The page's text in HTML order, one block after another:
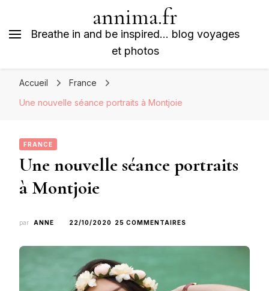
annima.fr
Breathe in and be inspired… blog voyages
et photos
Accueil
France
Une nouvelle séance portraits à Montjoie
FRANCE
Une nouvelle séance portraits
à Montjoie
par ANNE 22/10/2020 25 COMMENTAIRES
MONTJOIE